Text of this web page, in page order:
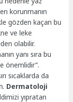
korunmanın
gözden kaçan bu
ve leke
olabilir.
yanı sıra bu
önemlidir”.
sıcaklarda da
Dermatoloji
yıpratan